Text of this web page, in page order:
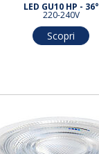
LED GU10 HP - 36°
220-240V
Scopri